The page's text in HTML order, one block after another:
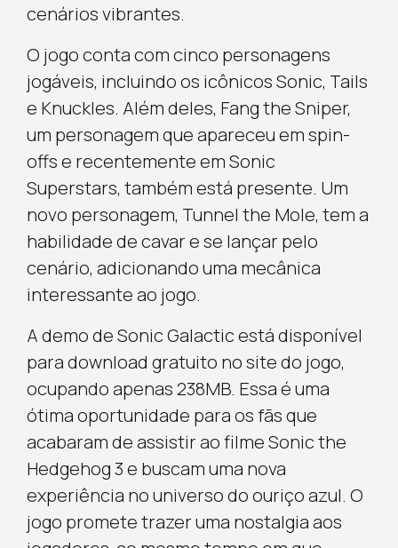
cenários vibrantes.
O jogo conta com cinco personagens
jogáveis, incluindo os icônicos Sonic, Tails
e Knuckles. Além deles, Fang the Sniper,
um personagem que apareceu em spin-
offs e recentemente em Sonic
Superstars, também está presente. Um
novo personagem, Tunnel the Mole, tem a
habilidade de cavar e se lançar pelo
cenário, adicionando uma mecânica
interessante ao jogo.
A demo de Sonic Galactic está disponível
para download gratuito no site do jogo,
ocupando apenas 238MB. Essa é uma
ótima oportunidade para os fãs que
acabaram de assistir ao filme Sonic the
Hedgehog 3 e buscam uma nova
experiência no universo do ouriço azul. O
jogo promete trazer uma nostalgia aos